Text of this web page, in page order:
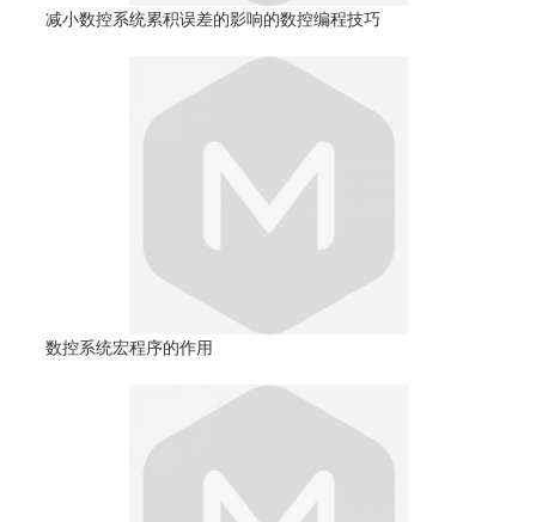
减小数控系统累积误差的影响的数控编程技巧
数控系统宏程序的作用